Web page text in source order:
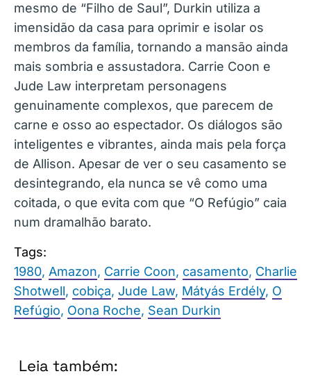
mesmo de “Filho de Saul”, Durkin utiliza a
imensidão da casa para oprimir e isolar os
membros da família, tornando a mansão ainda
mais sombria e assustadora. Carrie Coon e
Jude Law interpretam personagens
genuinamente complexos, que parecem de
carne e osso ao espectador. Os diálogos são
inteligentes e vibrantes, ainda mais pela força
de Allison. Apesar de ver o seu casamento se
desintegrando, ela nunca se vê como uma
coitada, o que evita com que “O Refúgio” caia
num dramalhão barato.
Tags:
1980, Amazon, Carrie Coon, casamento, Charlie
Shotwell, cobiça, Jude Law, Mátyás Erdély, O
Refúgio, Oona Roche, Sean Durkin
Leia também: